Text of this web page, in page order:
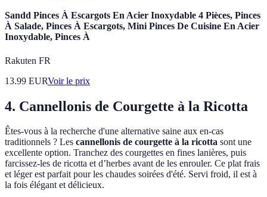
Sandd Pinces À Escargots En Acier Inoxydable 4 Pièces, Pinces
À Salade, Pinces À Escargots, Mini Pinces De Cuisine En Acier
Inoxydable, Pinces À
Rakuten FR
13.99 EURVoir le prix
4. Cannellonis de Courgette à la Ricotta
Êtes-vous à la recherche d'une alternative saine aux en-cas
traditionnels ? Les cannellonis de courgette à la ricotta sont une
excellente option. Tranchez des courgettes en fines lanières, puis
farcissez-les de ricotta et d’herbes avant de les enrouler. Ce plat frais
et léger est parfait pour les chaudes soirées d'été. Servi froid, il est à
la fois élégant et délicieux.